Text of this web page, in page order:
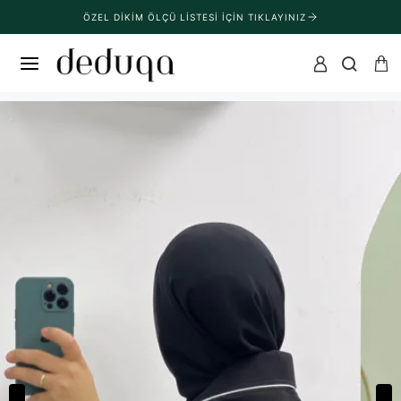
ÖZEL DIKIM ÖLÇÜ LISTESI İÇIN TIKLAYINIZ